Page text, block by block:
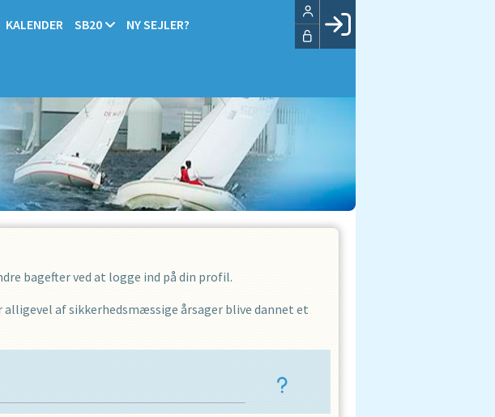
KALENDER SB20 NY SEJLER?
LOG IND
bagefter ved at logge ind på din profil.
af sikkerhedsmæssige årsager blive dannet et